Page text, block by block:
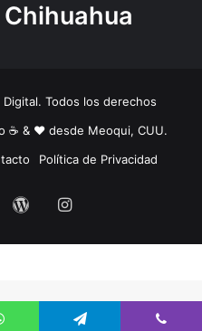
Todos los derechos
☕️ & ❤️ desde Meoqui, CUU.
Política de Privacidad
WordPressInstagram